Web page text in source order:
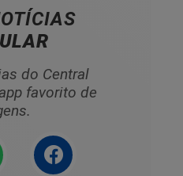
do Central
favorito de